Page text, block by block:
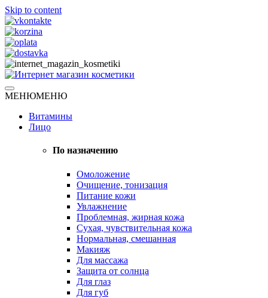
Skip to content
Интернет магазин косметики
Натуральная косметика
МЕНЮМЕНЮ
Витамины
Лицо
По назначению
Омоложение
Очищение, тонизация
Питание кожи
Увлажнение
Проблемная, жирная кожа
Сухая, чувствительная кожа
Нормальная, смешанная
Макияж
Для массажа
Защита от солнца
Для глаз
Для губ